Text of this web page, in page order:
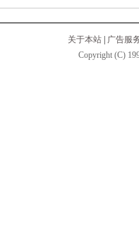
关于本站
广告服
Copyright (C)